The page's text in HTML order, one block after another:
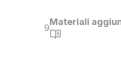
9
Materiali